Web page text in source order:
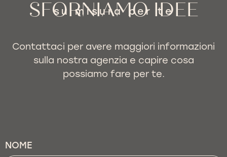
SFORNIAMO IDEE
su misura per te
Contattaci per avere maggiori informazioni
sulla nostra agenzia e capire cosa
possiamo fare per te.
NOME